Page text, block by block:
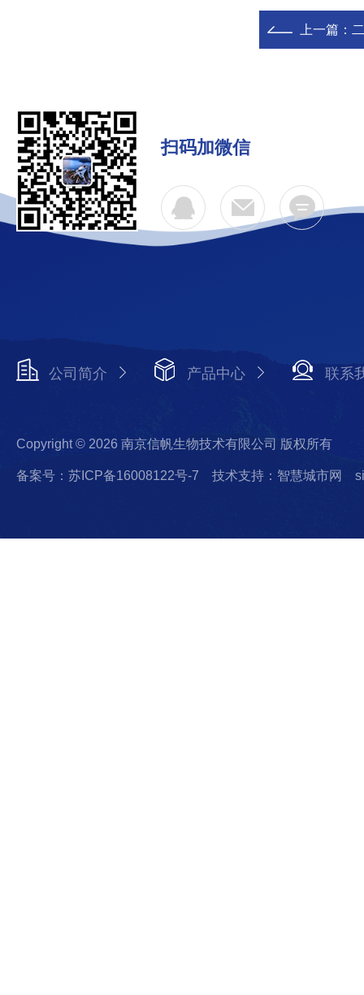
上一篇：
扫码加微信
公司简介 产品中心 联系
Copyright © 2026 南京信帆生物技术有限公司 版权所有
备案号：苏ICP备16008122号-7 技术支持：智慧城市网